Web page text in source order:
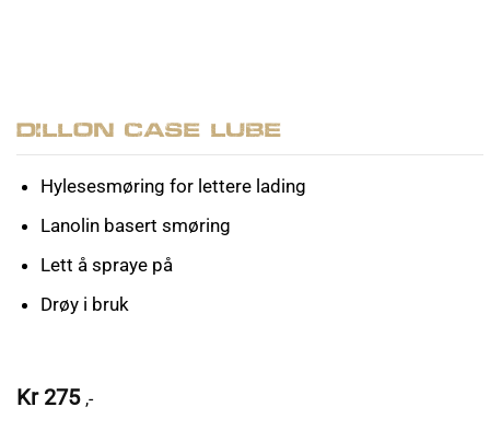
Dillon Case Lube
Hylesesmøring for lettere lading
Lanolin basert smøring
Lett å spraye på
Drøy i bruk
Kr 275 ,-